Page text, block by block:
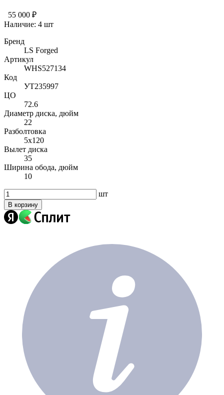
55 000 ₽
Наличие: 4 шт
Бренд
LS Forged
Артикул
WHS527134
Код
УТ235997
ЦО
72.6
Диаметр диска, дюйм
22
Разболтовка
5x120
Вылет диска
35
Ширина обода, дюйм
10
шт
В корзину